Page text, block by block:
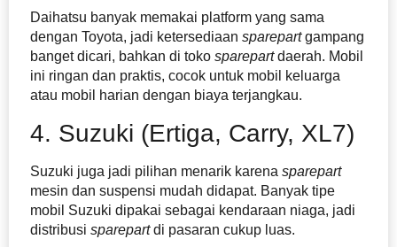
Daihatsu banyak memakai platform yang sama
dengan Toyota, jadi ketersediaan sparepartgampang
banget dicari, bahkan di toko sparepartdaerah. Mobil
ini ringan dan praktis, cocok untuk mobil keluarga
atau mobil harian dengan biaya terjangkau.
4. Suzuki (Ertiga, Carry, XL7)
Suzuki juga jadi pilihan menarik karena sparepart
mesin dan suspensi mudah didapat. Banyak tipe
mobil Suzuki dipakai sebagai kendaraan niaga, jadi
distribusi sparepartdi pasaran cukup luas.